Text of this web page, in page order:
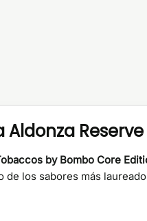
by Bombo Core
los sabores más